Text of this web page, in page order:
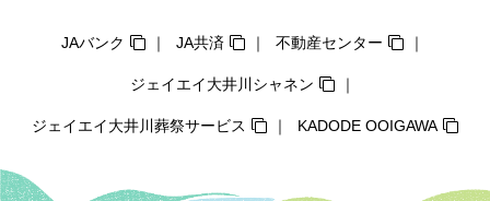
JAバンク JA共済 不動産センター
ジェイエイ大井川シャネン
ジェイエイ大井川葬祭サービス KADODE OOIGAWA